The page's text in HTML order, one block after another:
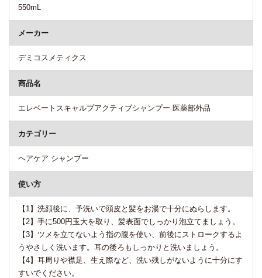
550mL
メーカー
デミコスメティクス
商品名
エレベートスキャルプアクティブシャンプー 医薬部外品
カテゴリー
ヘアケア シャンプー
使い方
【1】洗顔後に、予洗いで頭皮と髪をお湯で十分にぬらします。
【2】手に500円玉大を取り、髪表面でしっかり泡立てましょう。
【3】ツメを立てないよう指の腹を使い、前後にストロークするよ
うやさしく洗います。耳の後ろもしっかりと洗いましょう。
【4】耳周りや襟足、生え際など、洗い残しがないように十分にす
すいでください。